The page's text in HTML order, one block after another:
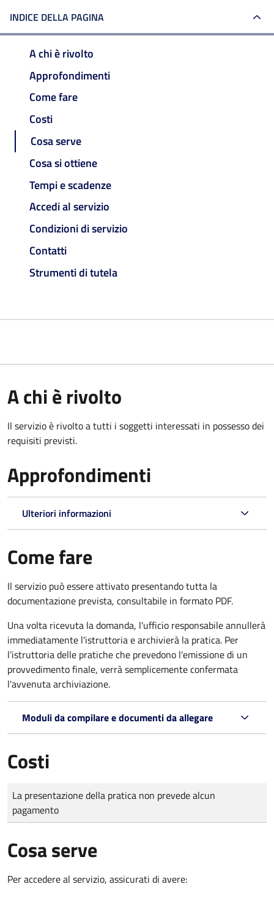
INDICE DELLA PAGINA
A chi è rivolto
Approfondimenti
Come fare
Costi
Cosa serve
Cosa si ottiene
Tempi e scadenze
Accedi al servizio
Condizioni di servizio
Contatti
Strumenti di tutela
A chi è rivolto
Il servizio è rivolto a tutti i soggetti interessati in possesso dei
requisiti previsti.
Approfondimenti
Ulteriori informazioni
Come fare
Il servizio può essere attivato presentando tutta la
documentazione prevista, consultabile in formato PDF.
Una volta ricevuta la domanda, l'ufficio responsabile annullerà
immediatamente l'istruttoria e archivierà la pratica. Per
l’istruttoria delle pratiche che prevedono l'emissione di un
provvedimento finale, verrà semplicemente confermata
l'avvenuta archiviazione.
Moduli da compilare e documenti da allegare
Costi
Tipo di pagamento
Importo
La presentazione della pratica non prevede alcun
pagamento
Cosa serve
Per accedere al servizio, assicurati di avere: